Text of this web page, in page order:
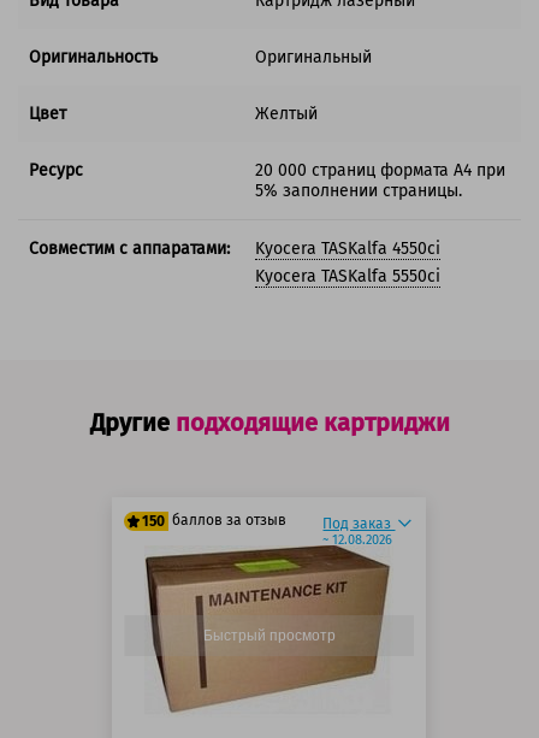
Оригинальность Оригинальный
Цвет Желтый
Ресурс
20 000 страниц формата А4 при
5% заполнении страницы.
Совместим с аппаратами:
Kyocera TASKalfa 4550ci
Kyocera TASKalfa 5550ci
Другие подходящие картриджи
150 баллов за отзыв
125 баллов
150 баллов
Под заказ
~ 12.08.2026
Быстрый просмотр